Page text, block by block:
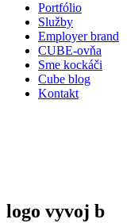
Portfólio
Služby
Employer brand
CUBE-ovňa
Sme kockáči
Cube blog
Kontakt
logo vyvoj b